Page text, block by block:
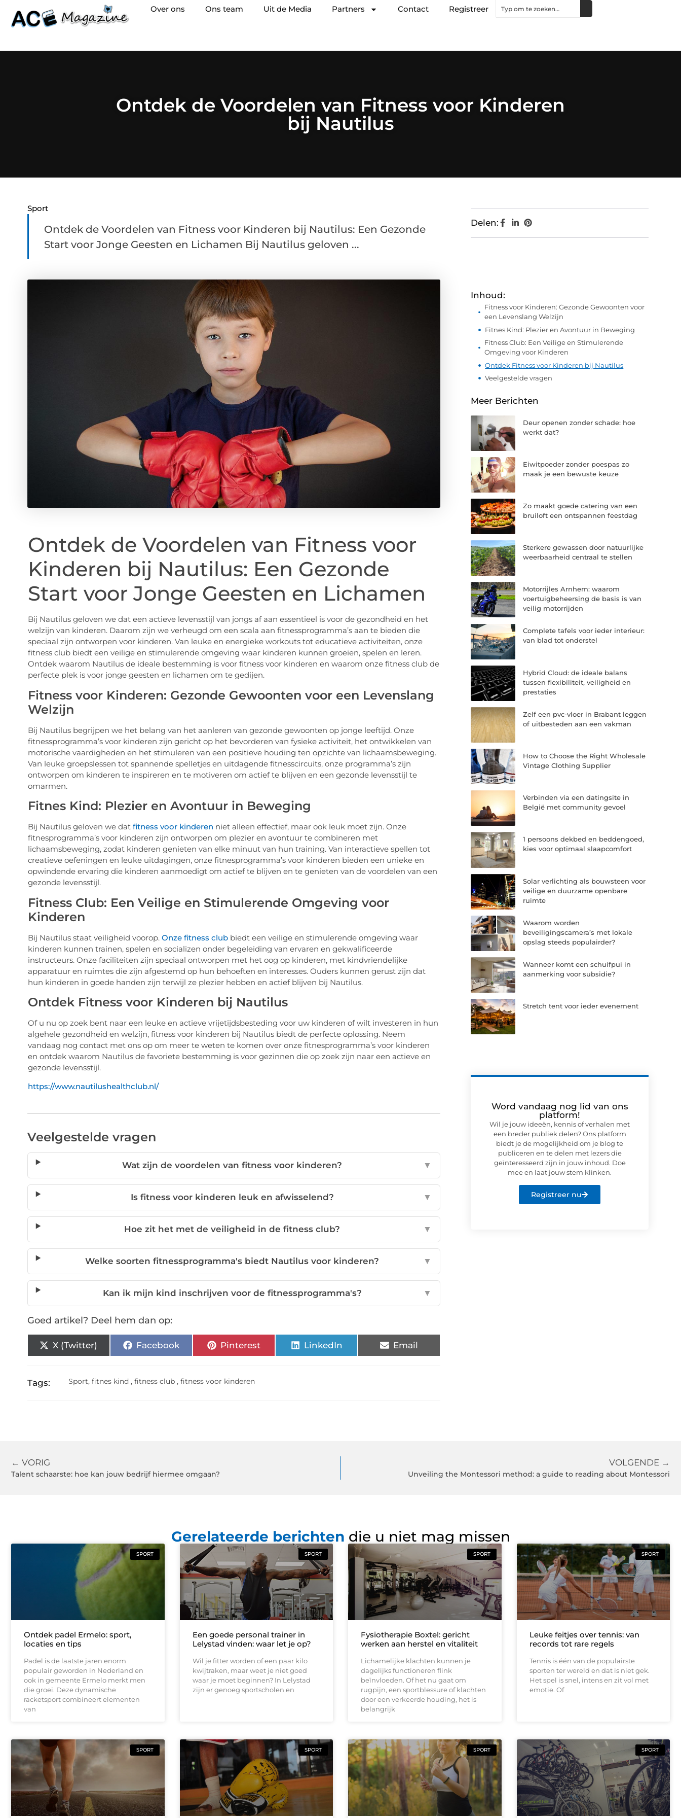
Over ons Ons team Uit de Media Partners Contact Registreer
Ontdek de Voordelen van Fitness voor Kinderen
bij Nautilus
Sport
Ontdek de Voordelen van Fitness voor Kinderen bij Nautilus: Een Gezonde
Start voor Jonge Geesten en Lichamen Bij Nautilus geloven ...
Ontdek de Voordelen van Fitness voor
Kinderen bij Nautilus: Een Gezonde
Start voor Jonge Geesten en Lichamen
Bij Nautilus geloven we dat een actieve levensstijl van jongs af aan essentieel is voor de gezondheid en het
welzijn van kinderen. Daarom zijn we verheugd om een scala aan fitnessprogramma’s aan te bieden die
speciaal zijn ontworpen voor kinderen. Van leuke en energieke workouts tot educatieve activiteiten, onze
fitness club biedt een veilige en stimulerende omgeving waar kinderen kunnen groeien, spelen en leren.
Ontdek waarom Nautilus de ideale bestemming is voor fitness voor kinderen en waarom onze fitness club de
perfecte plek is voor jonge geesten en lichamen om te gedijen.
Fitness voor Kinderen: Gezonde Gewoonten voor een Levenslang
Welzijn
Bij Nautilus begrijpen we het belang van het aanleren van gezonde gewoonten op jonge leeftijd. Onze
fitnessprogramma’s voor kinderen zijn gericht op het bevorderen van fysieke activiteit, het ontwikkelen van
motorische vaardigheden en het stimuleren van een positieve houding ten opzichte van lichaamsbeweging.
Van leuke groepslessen tot spannende spelletjes en uitdagende fitnesscircuits, onze programma’s zijn
ontworpen om kinderen te inspireren en te motiveren om actief te blijven en een gezonde levensstijl te
omarmen.
Fitnes Kind: Plezier en Avontuur in Beweging
Bij Nautilus geloven we dat fitness voor kinderen niet alleen effectief, maar ook leuk moet zijn. Onze
fitnesprogramma’s voor kinderen zijn ontworpen om plezier en avontuur te combineren met
lichaamsbeweging, zodat kinderen genieten van elke minuut van hun training. Van interactieve spellen tot
creatieve oefeningen en leuke uitdagingen, onze fitnesprogramma’s voor kinderen bieden een unieke en
opwindende ervaring die kinderen aanmoedigt om actief te blijven en te genieten van de voordelen van een
gezonde levensstijl.
Fitness Club: Een Veilige en Stimulerende Omgeving voor
Kinderen
Bij Nautilus staat veiligheid voorop. Onze fitness clubbiedt een veilige en stimulerende omgeving waar
kinderen kunnen trainen, spelen en socializen onder begeleiding van ervaren en gekwalificeerde
instructeurs. Onze faciliteiten zijn speciaal ontworpen met het oog op kinderen, met kindvriendelijke
apparatuur en ruimtes die zijn afgestemd op hun behoeften en interesses. Ouders kunnen gerust zijn dat
hun kinderen in goede handen zijn terwijl ze plezier hebben en actief blijven bij Nautilus.
Ontdek Fitness voor Kinderen bij Nautilus
Of u nu op zoek bent naar een leuke en actieve vrijetijdsbesteding voor uw kinderen of wilt investeren in hun
algehele gezondheid en welzijn, fitness voor kinderen bij Nautilus biedt de perfecte oplossing. Neem
vandaag nog contact met ons op om meer te weten te komen over onze fitnesprogramma’s voor kinderen
en ontdek waarom Nautilus de favoriete bestemming is voor gezinnen die op zoek zijn naar een actieve en
gezonde levensstijl.
https://www.nautilushealthclub.nl/
Veelgestelde vragen
Wat zijn de voordelen van fitness voor kinderen? ▼
Is fitness voor kinderen leuk en afwisselend? ▼
Hoe zit het met de veiligheid in de fitness club? ▼
Welke soorten fitnessprogramma's biedt Nautilus voor kinderen? ▼
Kan ik mijn kind inschrijven voor de fitnessprogramma's? ▼
Goed artikel? Deel hem dan op:
X (Twitter) Facebook Pinterest LinkedIn Email
Tags: Sport,fitnes kind ,fitness club ,fitness voor kinderen
Delen:
Inhoud:
Fitness voor Kinderen: Gezonde Gewoonten voor
een Levenslang Welzijn
Fitnes Kind: Plezier en Avontuur in Beweging
Fitness Club: Een Veilige en Stimulerende
Omgeving voor Kinderen
Ontdek Fitness voor Kinderen bij Nautilus
Veelgestelde vragen
Meer Berichten
Deur openen zonder schade: hoe
werkt dat?
Eiwitpoeder zonder poespas zo
maak je een bewuste keuze
Zo maakt goede catering van een
bruiloft een ontspannen feestdag
Sterkere gewassen door natuurlijke
weerbaarheid centraal te stellen
Motorrijles Arnhem: waarom
voertuigbeheersing de basis is van
veilig motorrijden
Complete tafels voor ieder interieur:
van blad tot onderstel
Hybrid Cloud: de ideale balans
tussen flexibiliteit, veiligheid en
prestaties
Zelf een pvc-vloer in Brabant leggen
of uitbesteden aan een vakman
How to Choose the Right Wholesale
Vintage Clothing Supplier
Verbinden via een datingsite in
België met community gevoel
1 persoons dekbed en beddengoed,
kies voor optimaal slaapcomfort
Solar verlichting als bouwsteen voor
veilige en duurzame openbare
ruimte
Waarom worden
beveiligingscamera’s met lokale
opslag steeds populairder?
Wanneer komt een schuifpui in
aanmerking voor subsidie?
Stretch tent voor ieder evenement
Word vandaag nog lid van ons
platform!
Wil je jouw ideeën, kennis of verhalen met
een breder publiek delen? Ons platform
biedt je de mogelijkheid om je blog te
publiceren en te delen met lezers die
geïnteresseerd zijn in jouw inhoud. Doe
mee en laat jouw stem klinken.
Registreer nu
← VORIG
Talent schaarste: hoe kan jouw bedrijf hiermee omgaan?
VOLGENDE →
Unveiling the Montessori method: a guide to reading about Montessori
Gerelateerde berichten die u niet mag missen
SPORT
Ontdek padel Ermelo: sport,
locaties en tips
Padel is de laatste jaren enorm
populair geworden in Nederland en
ook in gemeente Ermelo merkt men
die groei. Deze dynamische
racketsport combineert elementen
van
SPORT
Een goede personal trainer in
Lelystad vinden: waar let je op?
Wil je fitter worden of een paar kilo
kwijtraken, maar weet je niet goed
waar je moet beginnen? In Lelystad
zijn er genoeg sportscholen en
SPORT
Fysiotherapie Boxtel: gericht
werken aan herstel en vitaliteit
Lichamelijke klachten kunnen je
dagelijks functioneren flink
beïnvloeden. Of het nu gaat om
rugpijn, een sportblessure of klachten
door een verkeerde houding, het is
belangrijk
SPORT
Leuke feitjes over tennis: van
records tot rare regels
Tennis is één van de populairste
sporten ter wereld en dat is niet gek.
Het spel is snel, intens en zit vol met
emotie. Of
SPORT SPORT SPORT SPORT